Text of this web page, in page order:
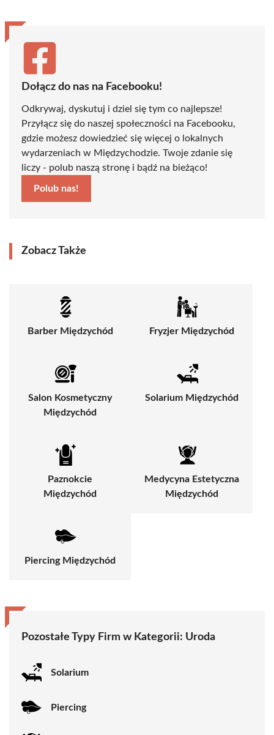
Dołącz do nas na Facebooku!
Odkrywaj, dyskutuj i dziel się tym co najlepsze!
Przyłącz się do naszej społeczności na Facebooku,
gdzie możesz dowiedzieć się więcej o lokalnych
wydarzeniach w Międzychodzie. Twoje zdanie się
liczy - polub naszą stronę i bądź na bieżąco!
Polub nas!
Zobacz Także
Barber Międzychód Fryzjer Międzychód
Salon Kosmetyczny
Międzychód
Solarium Międzychód
Paznokcie
Międzychód
Medycyna Estetyczna
Międzychód
Piercing Międzychód
Pozostałe Typy Firm w Kategorii: Uroda
Solarium
Piercing